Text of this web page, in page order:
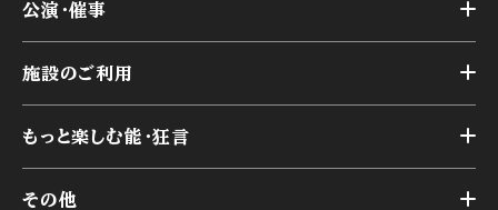
横浜能楽堂が取り組んだ事業
能舞台の歴史と特徴
様々なお客様に向けて
本舞台座席
交通アクセス
公演・催事
アーカイブ
施設のご利用
第二舞台
もっと楽しむ能・狂言
その他